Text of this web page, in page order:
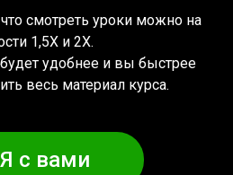
смотреть уроки можно на
1,5Х и 2Х.
удобнее и вы быстрее
весь материал курса.
Я с вами